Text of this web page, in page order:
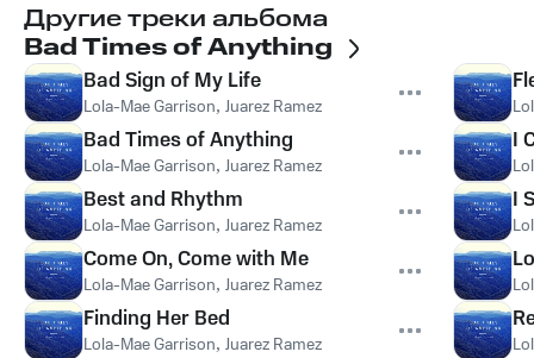
Другие треки альбома
Bad Times of Anything
Bad Sign of My Life
Lola-Mae Garrison, Juarez Ramez
Bad Times of Anything
Lola-Mae Garrison, Juarez Ramez
Best and Rhythm
Lola-Mae Garrison, Juarez Ramez
Come On, Come with Me
Lola-Mae Garrison, Juarez Ramez
Finding Her Bed
Lola-Mae Garrison, Juarez Ramez
I
I